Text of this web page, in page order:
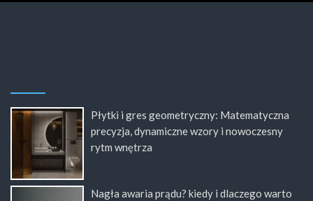
Płytki i gres geometryczny: Matematyczna
precyzja, dynamiczne wzory i nowoczesny
rytm wnętrza
Nagła awaria prądu? kiedy i dlaczego warto